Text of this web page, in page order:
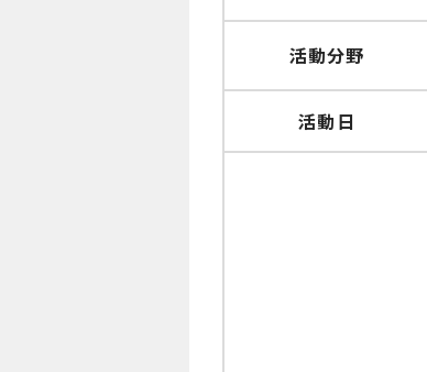
活動分野
活動日